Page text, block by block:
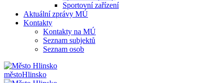
Sportovní zařízení
Aktuální zprávy MÚ
Kontakty
Kontakty na MÚ
Seznam subjektů
Seznam osob
městoHlinsko